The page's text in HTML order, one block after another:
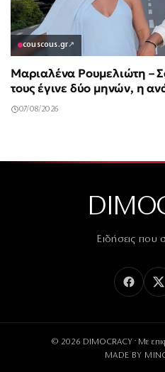
couscous.gr↗
Μαριαλένα Ρουμελιώτη –
τους έγινε δύο μηνών, η
07/08/2026
Ειδήσεις που
© 2026 DIMOCRACY · Με
MADE BY